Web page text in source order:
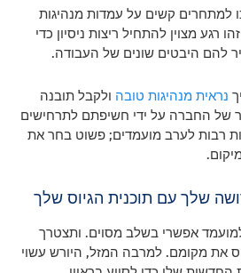
למתחרים קשים על עמדות מנהיגות
מצוין להתחיל ריצות ניסיון כדי
להם היבטים שונים של העבודה.
נראית מנהיגות טובה ולקבל תובנה
של החברה על ידי חשיפתם לתרחישים
רבות לערב מועמדים; פשוט בחר את
אפשרי בשלב מסוים. ותצטרך
את מקומם. למרבה המזל, היורש עשוי